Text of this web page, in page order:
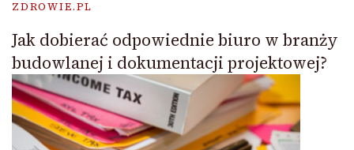
ZDROWIE.PL
Jak dobierać odpowiednie biuro w branży
budowlanej i dokumentacji projektowej?